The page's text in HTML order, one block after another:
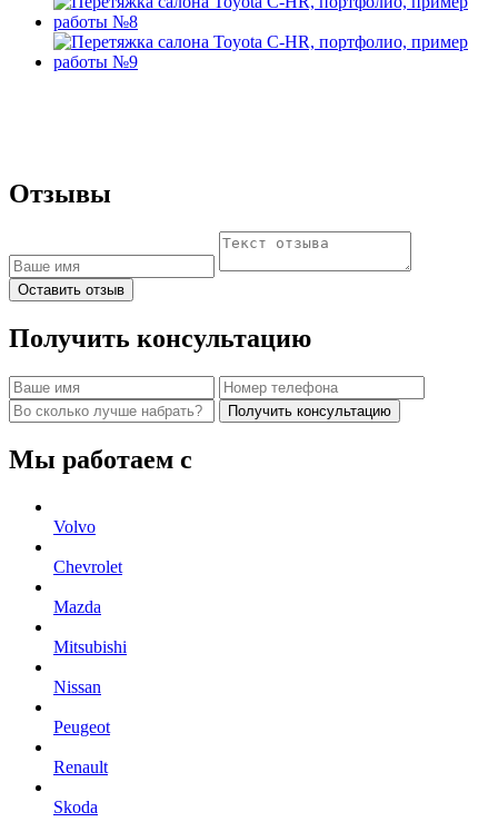
Отзывы
Оставить отзыв
Получить консультацию
Получить консультацию
Мы работаем с
Volvo
Chevrolet
Mazda
Mitsubishi
Nissan
Peugeot
Renault
Skoda